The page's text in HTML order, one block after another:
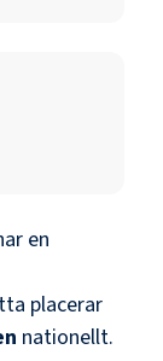
en
placerar
nationellt.